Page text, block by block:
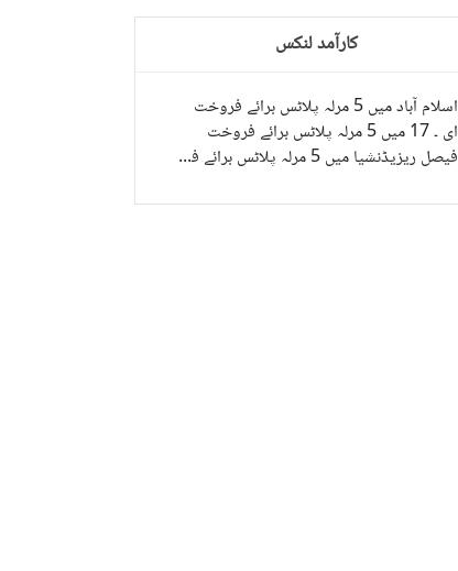
کارآمد لنکس
اسلام آباد میں 5 مرلہ پلاٹس برائے فروخت
ای ۔ 17 میں 5 مرلہ پلاٹس برائے فروخت
فیصل ریزیڈنشیا میں 5 مرلہ پلاٹس برائے فروخت